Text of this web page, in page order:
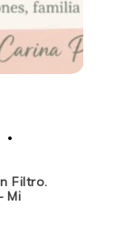
Filtro.
Mi